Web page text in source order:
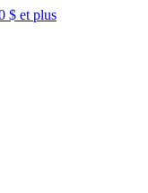
$ et plus